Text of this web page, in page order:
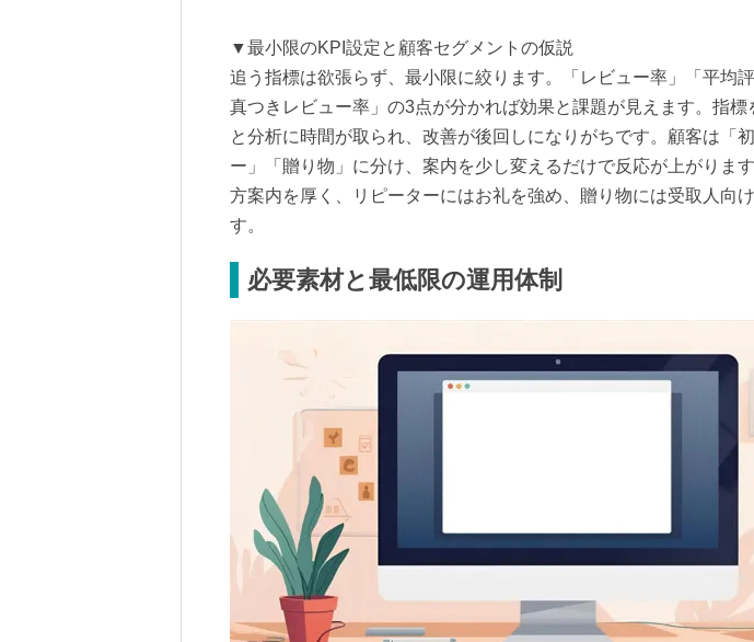
▼最小限のKPI設定と顧客セグメントの仮説
追う指標は欲張らず、最小限に絞ります。「レビュー率」「平均
真つきレビュー率」の3点が分かれば効果と課題が見えます。指標
と分析に時間が取られ、改善が後回しになりがちです。顧客は「
ー」「贈り物」に分け、案内を少し変えるだけで反応が上がりま
方案内を厚く、リピーターにはお礼を強め、贈り物には受取人向
す。
必要素材と最低限の運用体制